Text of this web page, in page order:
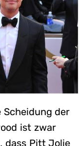
Scheidung der
ist zwar
dass Pitt Jolie